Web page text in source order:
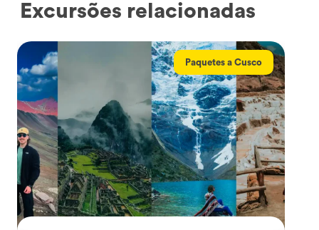
Excursões relacionadas
Paquetes a Cusco